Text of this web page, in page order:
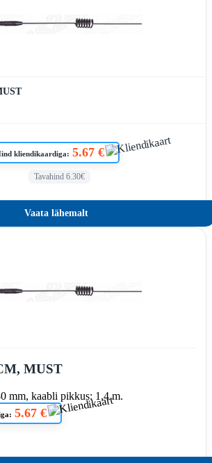
kliendikaardiga: 5.67 €
Tavahind 6.30€
Vaata lähemalt
MUST
mm, kaabli pikkus: 1,4 m.
5.67 €